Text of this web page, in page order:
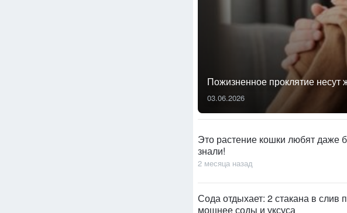
Пожизненное проклятие
03.06.2026
Это растение кошки любят
знали!
2 месяца назад
Сода отдыхает: 2 стакана в слив
мощнее соды и уксуса